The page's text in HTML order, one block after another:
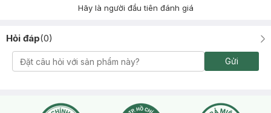
Hãy là người đầu tiên đánh giá
Hỏi đáp(0)
Gửi